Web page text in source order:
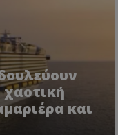
και